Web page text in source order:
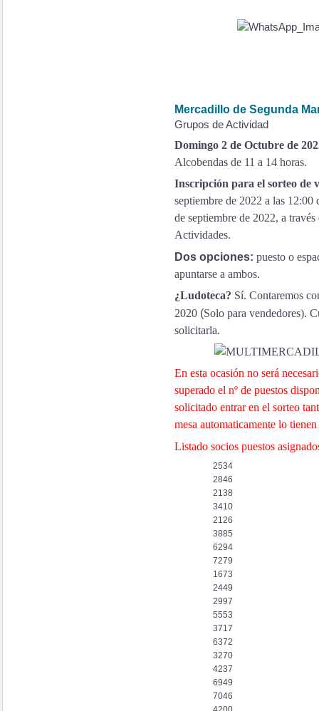
Mercadillo de Segunda
Grupos de Actividad
Domingo 2 de Octubre de
Alcobendas de 11 a 14 horas.
Inscripción para el sorteo de
septiembre de 2022 a las
de septiembre de 2022, a
Actividades.
Dos opciones: puesto o
apuntarse a ambos.
¿Ludoteca? Sí. Contaremos
2020 (Solo para vendedores).
solicitarla.
En esta ocasión no será
superado el nº de puestos
solicitado entrar en el sorteo
mesa automaticamente lo
Listado socios puestos
2534
2846
2138
3410
2126
3885
6294
7279
1673
2449
2997
5553
3717
6372
3270
4237
6949
7046